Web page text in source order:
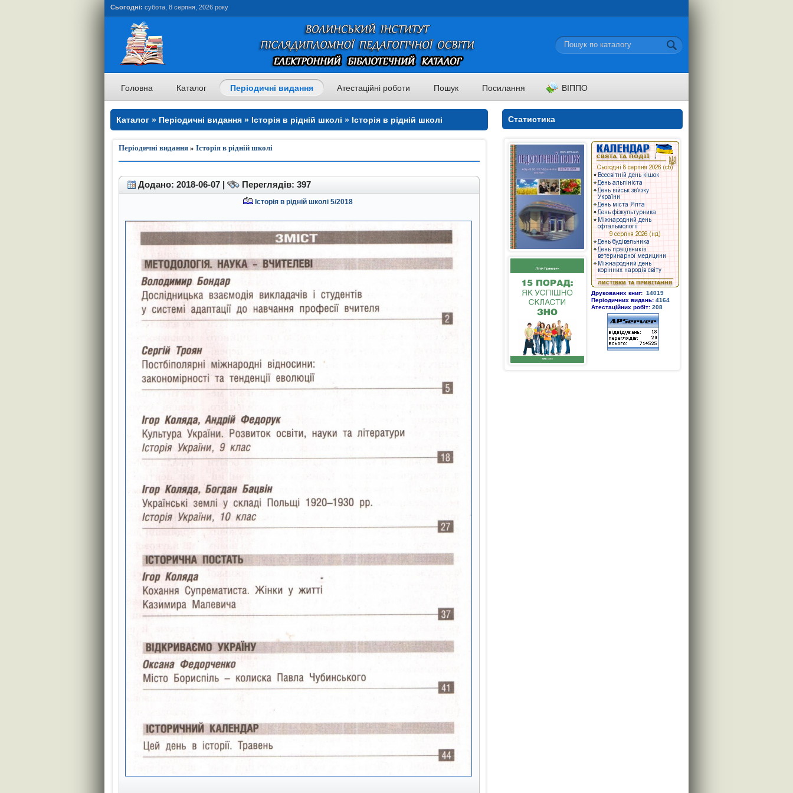
Сьогодні: субота, 8 серпня, 2026 року
Головна Каталог Періодичні видання Атестаційні роботи Пошук Посилання ВІППО
Каталог » Періодичні видання » Історія в рідній школі » Історія в рідній школі
Періодичні видання » Історія в рідній школі
Додано: 2018-06-07 | Переглядів: 397
Історія в рідній школі 5/2018
Статистика
Друкованих книг: 14019
Періодичних видань: 4164
Атестаційних робіт: 208